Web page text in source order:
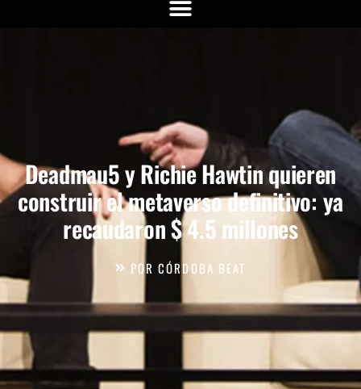
Deadmau5 y Richie Hawtin quieren
construir el metaverso definitivo: ya
recaudaron $ 4.5 millones
POR CÓRDOBA BEAT